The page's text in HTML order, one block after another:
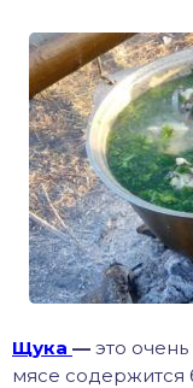
Щука — это
мясе содержится